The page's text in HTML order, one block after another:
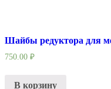
750.00 ₽
В корзину